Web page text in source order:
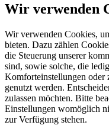
Wir verwenden
Wir verwenden Cookies,
bieten. Dazu zählen
die Steuerung unserer
sind, sowie solche, die
Komforteinstellungen oder
genutzt werden.
zulassen möchten. Bitte
Einstellungen womöglich
zur Verfügung stehen.